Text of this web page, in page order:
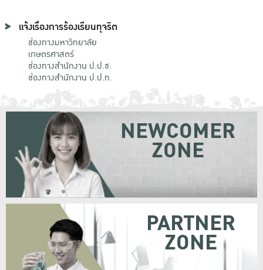
แจ้งเรื่องการร้องเรียนทุจริต
ช่องทางมหาวิทยาลัย
เกษตรศาสตร์
ช่องทางสำนักงาน ป.ป.ช.
ช่องทางสำนักงาน ป.ป.ท.
NEWCOMER
ZONE
PARTNER
ZONE